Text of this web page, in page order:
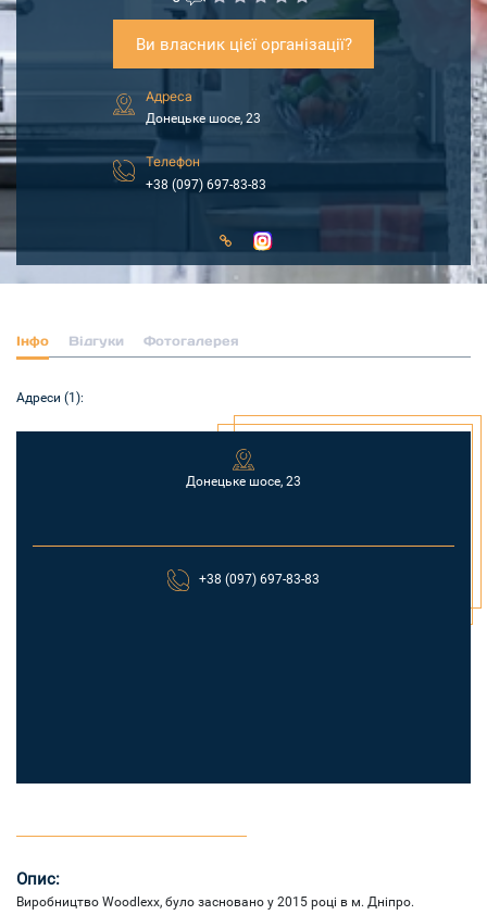
Ви власник цієї організації?
Адреса
Донецьке шосе, 23
Телефон
+38 (097) 697-83-83
Інфо Відгуки Фотогалерея
Адреси (1):
Донецьке шосе, 23
+38 (097) 697-83-83
Опис:
Виробництво Woodlexx, було засновано у 2015 році в м. Дніпро.